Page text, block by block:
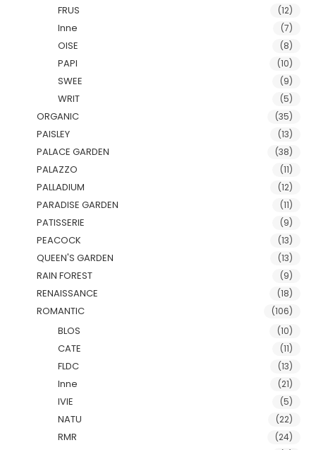
FRUS (12)
Inne (7)
OISE (8)
PAPI (10)
SWEE (9)
WRIT (5)
ORGANIC (35)
PAISLEY (13)
PALACE GARDEN (38)
PALAZZO (11)
PALLADIUM (12)
PARADISE GARDEN (11)
PATISSERIE (9)
PEACOCK (13)
QUEEN'S GARDEN (13)
RAIN FOREST (9)
RENAISSANCE (18)
ROMANTIC (106)
BLOS (10)
CATE (11)
FLDC (13)
Inne (21)
IVIE (5)
NATU (22)
RMR (24)